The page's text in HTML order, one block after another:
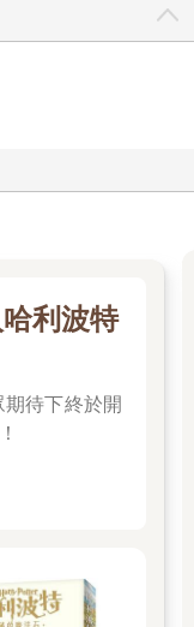
利波特
待下終於開